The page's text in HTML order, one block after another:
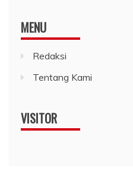
MENU
Redaksi
Tentang Kami
VISITOR